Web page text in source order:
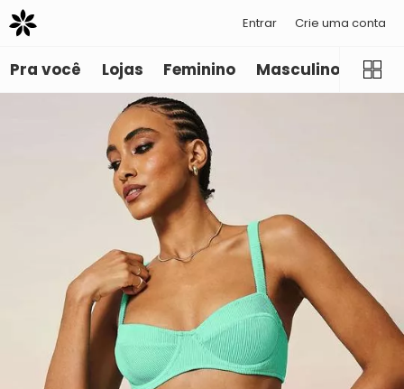
Entrar Crie uma conta
Pra você Lojas Feminino Masculino